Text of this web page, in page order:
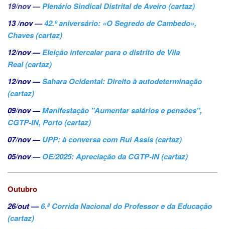
19/nov —Plenário Sindical Distrital de Aveiro (cartaz)
13 /nov—42.º aniversário: «O Segredo de Cambedo»,
Chaves (cartaz)
12/nov—Eleição intercalar para o distrito de Vila
Real(cartaz)
12/nov—Sahara Ocidental: Direito à autodeterminação
(cartaz)
09/nov —Manifestação "Aumentar salários e pensões",
CGTP-IN, Porto (cartaz)
07/nov —UPP: à conversa com Rui Assis (cartaz)
05/nov—OE/2025: Apreciação da CGTP-IN (cartaz)
Outubro
26/out—6.ª Corrida Nacional do Professor e da Educação
(cartaz)